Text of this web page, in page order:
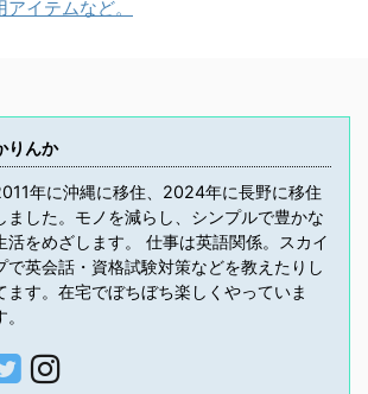
イテムなど。
りんか
年に沖縄に移住、2024年に長野に移住
ました。モノを減らし、シンプルで豊かな
活をめざします。 仕事は英語関係。スカイ
で英会話・資格試験対策などを教えたりし
ます。在宅でぼちぼち楽しくやっていま
。